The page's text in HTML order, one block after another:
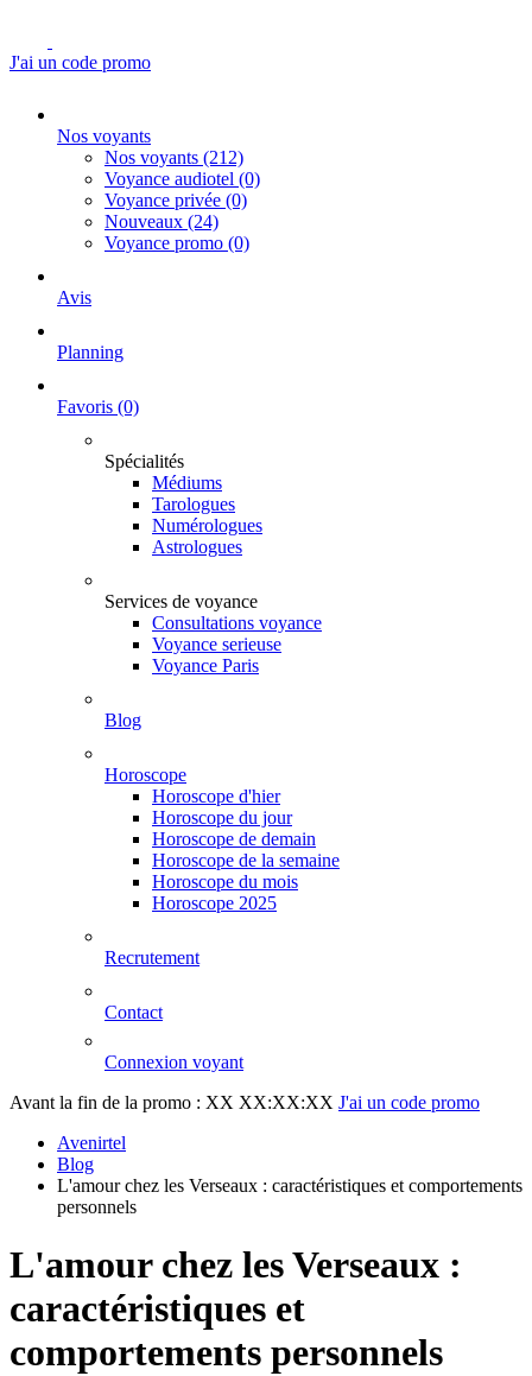
J'ai un code promo
Nos voyants
Nos voyants (212)
Voyance audiotel (0)
Voyance privée (0)
Nouveaux (24)
Voyance promo (0)
Avis
Planning
Favoris (0)
Spécialités
Médiums
Tarologues
Numérologues
Astrologues
Services de voyance
Consultations voyance
Voyance serieuse
Voyance Paris
Blog
Horoscope
Horoscope d'hier
Horoscope du jour
Horoscope de demain
Horoscope de la semaine
Horoscope du mois
Horoscope 2025
Recrutement
Contact
Connexion voyant
Avant la fin de la promo : XX XX:XX:XX J'ai un code promo
Avenirtel
Blog
L'amour chez les Verseaux : caractéristiques et comportements
personnels
L'amour chez les Verseaux :
caractéristiques et
comportements personnels